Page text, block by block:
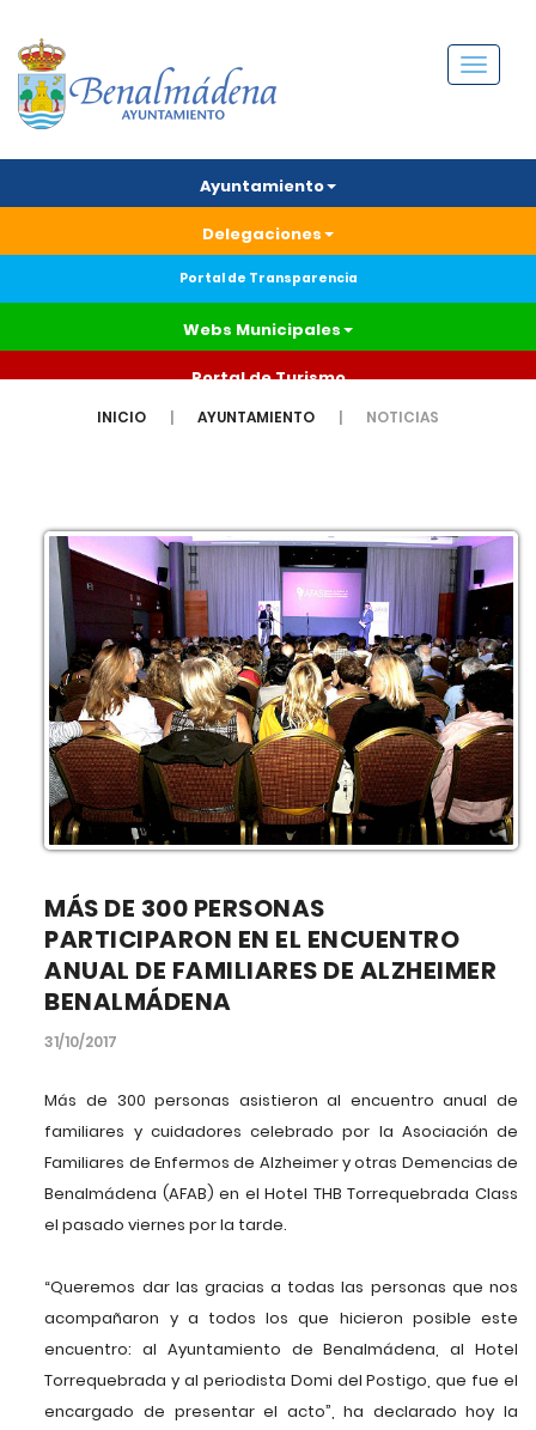
Menú
Ayuntamiento
Delegaciones
Portal de Transparencia
Webs Municipales
Portal de Turismo
INICIO AYUNTAMIENTO NOTICIAS
MÁS DE 300 PERSONAS
PARTICIPARON EN EL ENCUENTRO
ANUAL DE FAMILIARES DE ALZHEIMER
BENALMÁDENA
31/10/2017
Más de 300 personas asistieron al encuentro anual de
familiares y cuidadores celebrado por la Asociación de
Familiares de Enfermos de Alzheimer y otras Demencias de
Benalmádena (AFAB) en el Hotel THB Torrequebrada Class
el pasado viernes por la tarde.
“Queremos dar las gracias a todas las personas que nos
acompañaron y a todos los que hicieron posible este
encuentro: al Ayuntamiento de Benalmádena, al Hotel
Torrequebrada y al periodista Domi del Postigo, que fue el
encargado de presentar el acto”, ha declarado hoy la